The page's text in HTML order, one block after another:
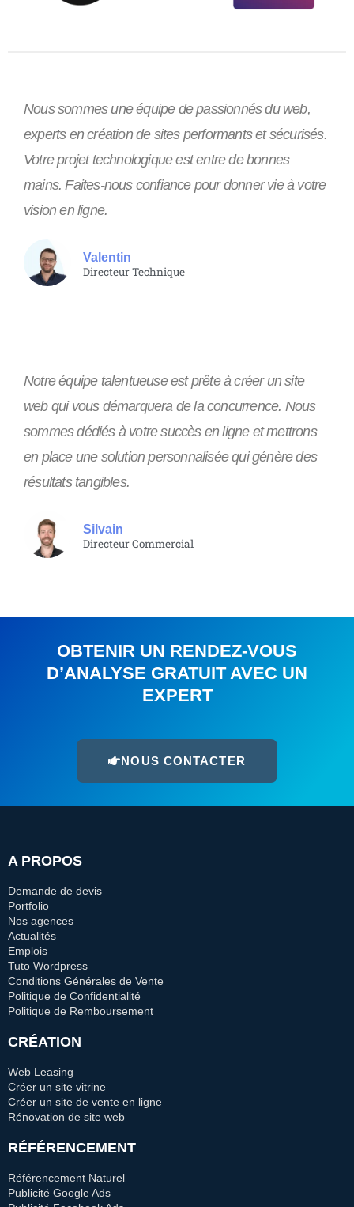
Nous sommes une équipe de passionnés du web,
experts en création de sites performants et sécurisés.
Votre projet technologique est entre de bonnes
mains. Faites-nous confiance pour donner vie à votre
vision en ligne.
Valentin
Directeur Technique
Notre équipe talentueuse est prête à créer un site
web qui vous démarquera de la concurrence. Nous
sommes dédiés à votre succès en ligne et mettrons
en place une solution personnalisée qui génère des
résultats tangibles.
Silvain
Directeur Commercial
OBTENIR UN RENDEZ-VOUS
D’ANALYSE GRATUIT AVEC UN
EXPERT
NOUS CONTACTER
A PROPOS
Demande de devis
Portfolio
Nos agences
Actualités
Emplois
Tuto Wordpress
Conditions Générales de Vente
Politique de Confidentialité
Politique de Remboursement
CRÉATION
Web Leasing
Créer un site vitrine
Créer un site de vente en ligne
Rénovation de site web
RÉFÉRENCEMENT
Référencement Naturel
Publicité Google Ads